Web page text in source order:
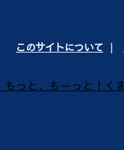
このサイトについて